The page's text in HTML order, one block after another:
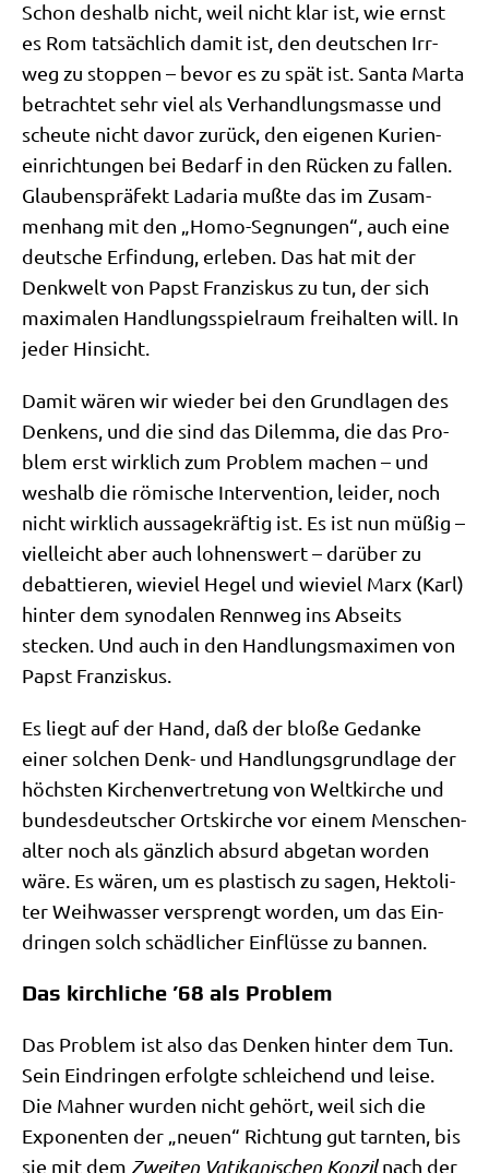
Schon des­halb nicht, weil nicht klar ist, wie ernst
es Rom tat­säch­lich damit ist, den deut­schen Irr­
weg zu stop­pen – bevor es zu spät ist. San­ta Mar­ta
betrach­tet sehr viel als Ver­hand­lungs­mas­se und
scheu­te nicht davor zurück, den eige­nen Kuri­en­
ein­rich­tun­gen bei Bedarf in den Rücken zu fal­len.
Glau­bens­prä­fekt Lada­ria muß­te das im Zusam­
men­hang mit den „Homo-Seg­nun­gen“, auch eine
deut­sche Erfin­dung, erle­ben. Das hat mit der
Denk­welt von Papst Fran­zis­kus zu tun, der sich
maxi­ma­len Hand­lungs­spiel­raum frei­hal­ten will. In
jeder Hinsicht.
Damit wären wir wie­der bei den Grund­la­gen des
Den­kens, und die sind das Dilem­ma, die das Pro­
blem erst wirk­lich zum Pro­blem machen – und
wes­halb die römi­sche Inter­ven­ti­on, lei­der, noch
nicht wirk­lich aus­sa­ge­kräf­tig ist. Es ist nun müßig –
viel­leicht aber auch loh­nens­wert – dar­über zu
debat­tie­ren, wie­viel Hegel und wie­viel Marx (Karl)
hin­ter dem syn­oda­len Renn­weg ins Abseits
stecken. Und auch in den Hand­lungs­ma­xi­men von
Papst Franziskus.
Es liegt auf der Hand, daß der blo­ße Gedan­ke
einer sol­chen Denk- und Hand­lungs­grund­la­ge der
höch­sten Kir­chen­ver­tre­tung von Welt­kir­che und
bun­des­deut­scher Orts­kir­che vor einem Men­schen­
al­ter noch als gänz­lich absurd abge­tan wor­den
wäre. Es wären, um es pla­stisch zu sagen, Hek­to­li­
ter Weih­was­ser ver­sprengt wor­den, um das Ein­
drin­gen solch schäd­li­cher Ein­flüs­se zu bannen.
Das kirchliche ’68 als Problem
Das Pro­blem ist also das Den­ken hin­ter dem Tun.
Sein Ein­drin­gen erfolg­te schlei­chend und lei­se.
Die Mah­ner wur­den nicht gehört, weil sich die
Expo­nen­ten der „neu­en“ Rich­tung gut tarn­ten, bis
sie mit dem Zwei­ten Vati­ka­ni­schen Kon­zilnach der